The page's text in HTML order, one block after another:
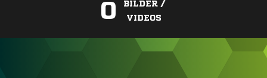
0
BILDER /
VIDEOS